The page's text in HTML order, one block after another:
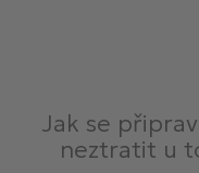
Jak se
neztratit u